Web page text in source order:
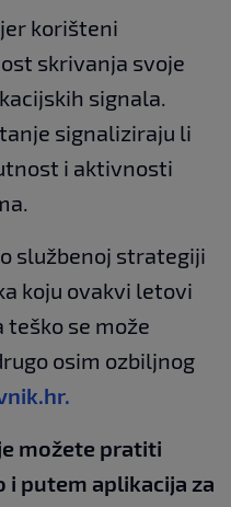
korišteni
skrivanja svoje
signala.
signaliziraju li
i aktivnosti
službenoj strategiji
koju ovakvi letovi
se može
osim ozbiljnog
možete pratiti
i putem aplikacija za